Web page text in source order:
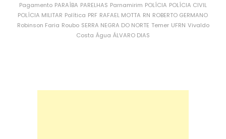
Pagamento PARAÍBA PARELHAS Parnamirim POLÍCIA POLÍCIA CIVIL
POLÍCIA MILITAR Política PRF RAFAEL MOTTA RN ROBERTO GERMANO
Robinson Faria Roubo SERRA NEGRA DO NORTE Temer UFRN Vivaldo
Costa Água ÁLVARO DIAS